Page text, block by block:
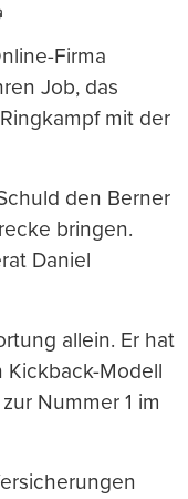
Firma
Job, das
mit der
den Berner
bringen.
Daniel
allein. Er hat
Kickback-Modell
Nummer 1 im